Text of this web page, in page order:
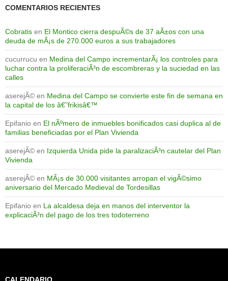
COMENTARIOS RECIENTES
Cobratis en El Montico cierra despuÃ©s de 37 aÃ±os con una
deuda de mÃ¡s de 270.000 euros a sus trabajadores
cucurrucu en Medina del Campo incrementarÃ¡ los controles para
luchar contra la proliferaciÃ³n de escombreras y la suciedad en las
calles
aserejÃ© en Medina del Campo se convierte este fin de semana en
la capital de los â€˜frikisâ€™
Epifanio en El nÃºmero de inmuebles bonificados casi duplica al de
familias beneficiadas por el Plan Vivienda
aserejÃ© en Izquierda Unida pide la paralizaciÃ³n cautelar del Plan
Vivienda
aserejÃ© en MÃ¡s de 30.000 visitantes arropan el vigÃ©simo
aniversario del Mercado Medieval de Tordesillas
Epifanio en La alcaldesa deja en manos del interventor la
explicaciÃ³n del pago de los tres todoterreno
CALENDARIO